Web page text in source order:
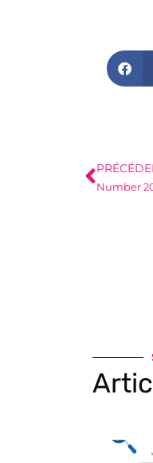
Number